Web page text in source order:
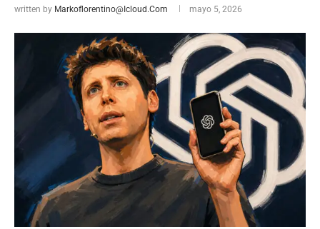
written by Markoflorentino@icloud.com mayo 5, 2026